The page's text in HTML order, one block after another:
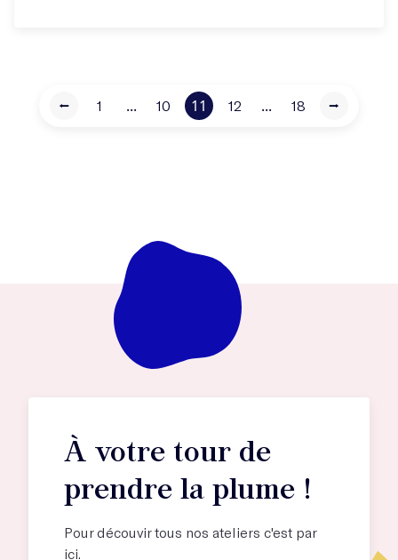
⭠ 1 ... 10 11 12 ... 18 ⭢
À votre tour de
prendre la plume !
Pour découvir tous nos ateliers c'est par
ici.